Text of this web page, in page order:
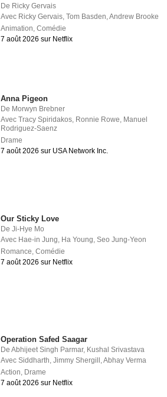
De Ricky Gervais
Avec Ricky Gervais ,Tom Basden ,Andrew Brooke
Animation ,Comédie
7 août 2026 sur Netflix
Anna Pigeon
De Morwyn Brebner
AvecTracy Spiridakos, Ronnie Rowe, Manuel
Rodriguez-Saenz
Drame
7 août 2026 sur USA Network Inc.
Our Sticky Love
DeJi-Hye Mo
Avec Hae-in Jung, Ha Young,Seo Jung-Yeon
Romance,Comédie
7 août 2026 sur Netflix
Operation Safed Saagar
DeAbhijeet Singh Parmar, Kushal Srivastava
AvecSiddharth ,Jimmy Shergill ,Abhay Verma
Action Drame
7 août 2026 sur Netflix